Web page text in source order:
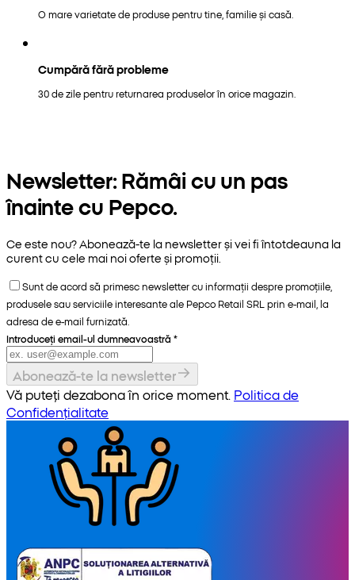
O mare varietate de produse pentru tine, familie și casă.
Cumpără fără probleme
30 de zile pentru returnarea produselor în orice magazin.
Newsletter: Rămâi cu un pas
înainte cu Pepco.
Ce este nou? Abonează-te la newsletter și vei fi întotdeauna la
curent cu cele mai noi oferte și promoții.
Sunt de acord să primesc newsletter cu informații despre promoțiile,
produsele sau serviciile interesante ale Pepco Retail SRL prin e-mail, la
adresa de e-mail furnizată.
Introduceți email-ul dumneavoastră *
Abonează-te la newsletter
Vă puteți dezabona în orice moment. Politica de
Confidențialitate